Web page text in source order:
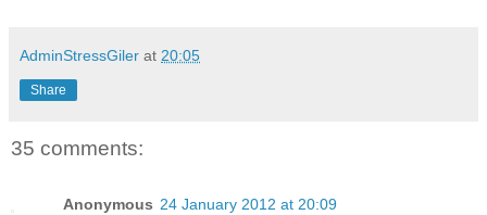
AdminStressGiler at 20:05
Share
35 comments:
Anonymous 24 January 2012 at 20:09